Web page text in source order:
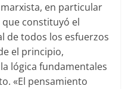
en particular
que constituyó el
de todos los esfuerzos
el principio,
lógica fundamentales
«El pensamiento